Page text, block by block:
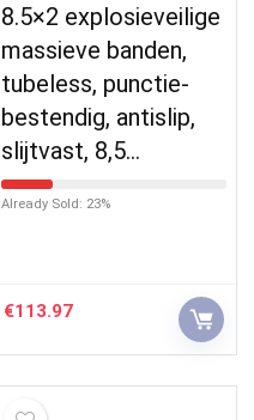
8.5×2 explosieveilige
massieve banden,
tubeless, punctie-
bestendig, antislip,
slijtvast, 8,5…
Already Sold: 23%
€113.97